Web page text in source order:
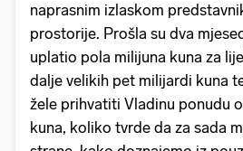
naprasnim izlaskom
prostorije. Prošla su dva
uplatio pola milijuna kuna za
dalje velikih pet milijardi kuna
žele prihvatiti Vladinu ponudu
kuna, koliko tvrde da za sada